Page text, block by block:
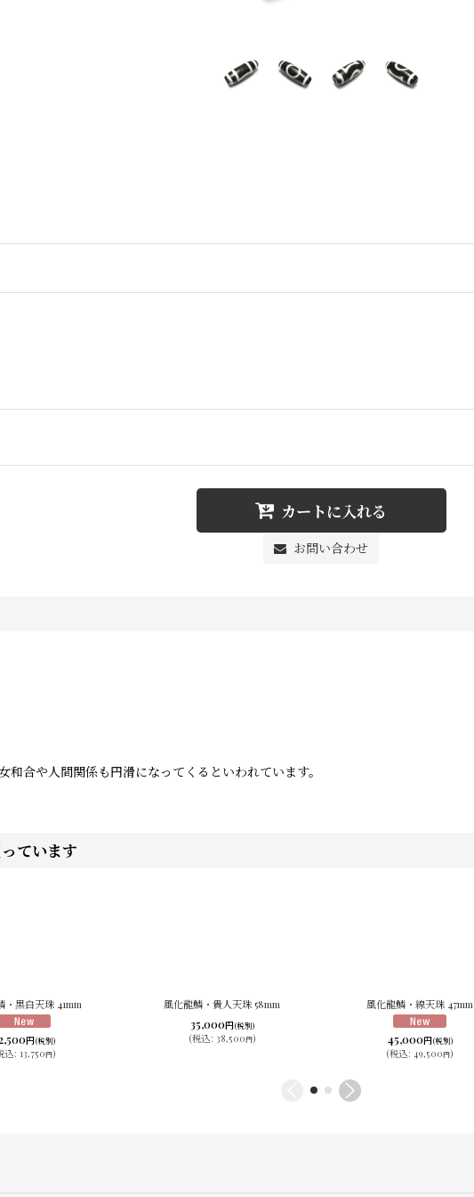
カートに入れる
お問い合わせ
合や人間関係も円滑になってくるといわれています。
ています
・黒白天珠 41mm
円(税別)
込: 13,750円)
風化龍鱗・貴人天珠 58mm
35,000円(税別)
(税込: 38,500円)
風化龍鱗・線天珠 47mm
45,000円(税別)
(税込: 49,500円)